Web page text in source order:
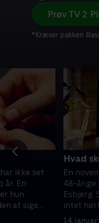
Prøv TV 2
*Kræver pakken
ikke set
år. En
hun
at sige
Hvad
En
48-årige
Esbjerg.
intet
14. januar